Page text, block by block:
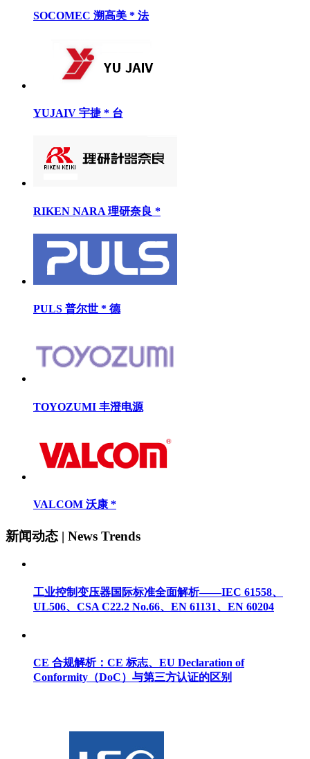
SOCOMEC 溯高美 * 法
YUJAIV 宇捷 * 台
RIKEN NARA 理研奈良 *
PULS 普尔世 * 德
TOYOZUMI 丰澄电源
VALCOM 沃康 *
新闻动态 | News Trends
工业控制变压器国际标准全面解析——IEC 61558、
UL506、CSA C22.2 No.66、EN 61131、EN 60204
CE 合规解析：CE 标志、EU Declaration of
Conformity（DoC）与第三方认证的区别